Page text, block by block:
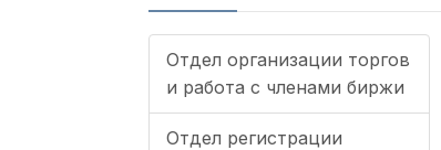
Отдел организации торгов
и работа с членами биржи
Отдел регистрации